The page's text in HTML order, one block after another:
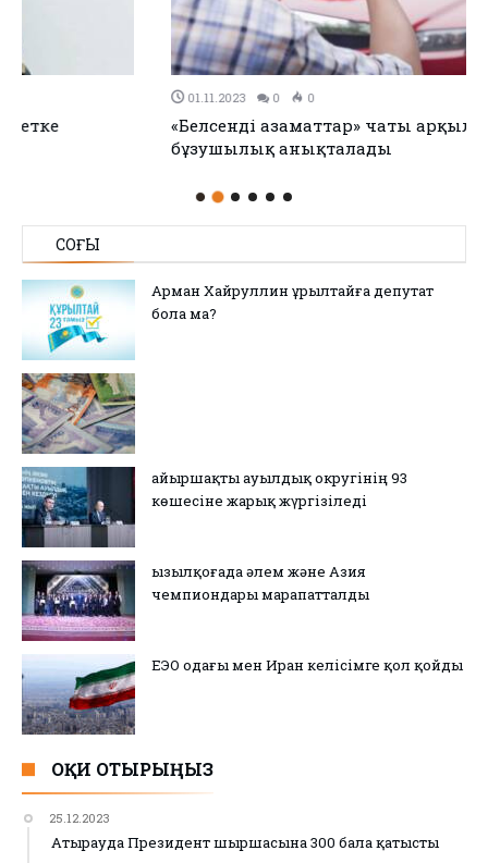
«Белсенді азаматтар» чаты арқылы күніне 15 заң
бұзушылық анықталады
СОҢҒЫ
Арман Хайруллин Құрылтайға депутат
бола ма?
Қайыршақты ауылдық округінің 93
көшесіне жарық жүргізіледі
Қызылқоғада әлем және Азия
чемпиондары марапатталды
ЕЭО одағы мен Иран келісімге қол қойды
ОҚИ ОТЫРЫҢЫЗ
25.12.2023
Атырауда Президент шыршасына 300 бала қатысты